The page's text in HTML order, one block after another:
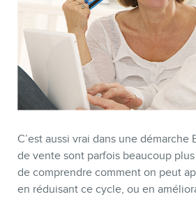
C’est aussi vrai dans une démarche
de vente sont parfois beaucoup
de comprendre comment on peut
en réduisant ce cycle, ou en